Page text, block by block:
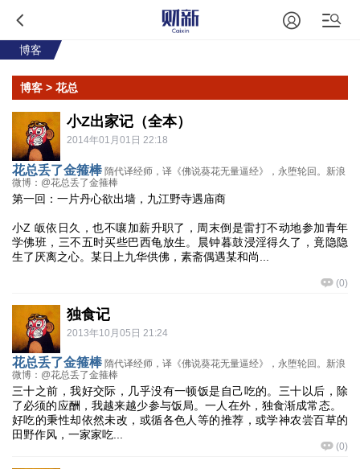
博客
博客 > 花总
小Z出家记（全本）
2014年01月01日 22:18
花总丢了金箍棒 隋代译经师，译《佛说葵花无量逼经》，永堕轮回。新浪
微博：@花总丢了金箍棒
第一回：一片丹心欲出墙，九江野寺遇庙商
小Z 皈依日久，也不嚷加薪升职了，周末倒是雷打不动地参加青年
学佛班，三不五时买些巴西龟放生。晨钟暮鼓浸淫得久了，竟隐隐
生了厌离之心。某日上九华供佛，素斋偶遇某和尚...
(0)
独食记
2013年10月05日 21:24
花总丢了金箍棒 隋代译经师，译《佛说葵花无量逼经》，永堕轮回。新浪
微博：@花总丢了金箍棒
三十之前，我好交际，几乎没有一顿饭是自己吃的。三十以后，除
了必须的应酬，我越来越少参与饭局。一人在外，独食渐成常态。
好吃的秉性却依然未改，或循各色人等的推荐，或学神农尝百草的
田野作风，一家家吃...
(0)